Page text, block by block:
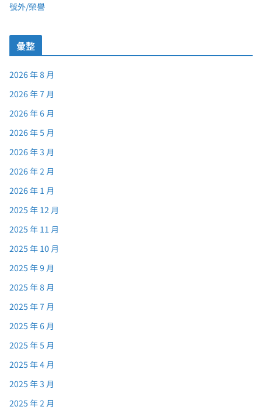
號外/榮譽
彙整
2026 年 8 月
2026 年 7 月
2026 年 6 月
2026 年 5 月
2026 年 3 月
2026 年 2 月
2026 年 1 月
2025 年 12 月
2025 年 11 月
2025 年 10 月
2025 年 9 月
2025 年 8 月
2025 年 7 月
2025 年 6 月
2025 年 5 月
2025 年 4 月
2025 年 3 月
2025 年 2 月